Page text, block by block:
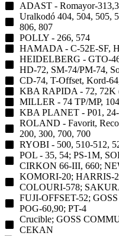
ADAST - Romayor-
Uralkodó 404, 504, 505,
806, 807
POLLY - 266, 574
HAMADA - C-52E-SF,
HEIDELBERG - GTO-
HD-72, SM-74/PM-74,
CD-74, T-Offset, Kord-
KBA RAPIDA - 72, 72K
MILLER - 74 TP/MP,
KBA PLANET - P01,
ROLAND - Favorit,
200, 300, 700, 700
RYOBI - 500, 510-512,
POL - 35, 54; PS-1M,
CIRKON 66-III, 660;
KOMORI-20; HARRIS-
COLOURI-578;
FUJI-OFFSET-52;
POG-60,90; PT-4
Crucible; GOSS
CEKAN